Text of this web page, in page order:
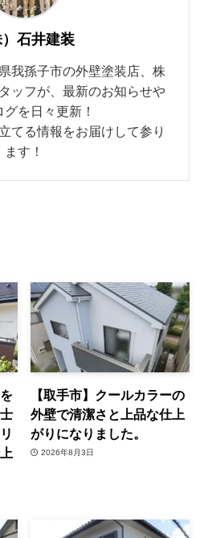
）石井建装
我孫子市の外壁塗装店、株
ッフが、最新のお知らせや
を日々更新！
てる情報をお届けして参り
ます！
【取手市】クールカラーの
外壁で清潔さと上品な仕上
がりになりました。
2026年8月3日